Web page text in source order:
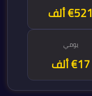
€521 ألف
يومي
€17 ألف